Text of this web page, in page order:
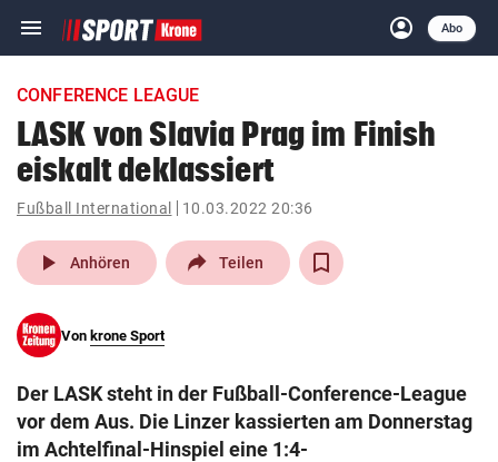
menu Navigation
ein-/ausklappen
account_circle
Anmelden
Abo
close Schließen
account_circle Anmelden
pin_drop
Wien arrow_right
search
eingeben
CONFERENCE LEAGUE
LASK von Slavia Prag im Finish
eiskalt deklassiert
Fußball International 10.03.2022 20:36
play_arrow Anhören Teilen
Von krone Sport
Der LASK steht in der Fußball-Conference-League
vor dem Aus. Die Linzer kassierten am Donnerstag
im Achtelfinal-Hinspiel eine 1:4-